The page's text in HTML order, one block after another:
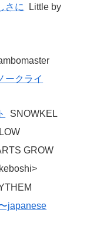
さに
Little by
ークライ
SNOWKEL
GROW
japanese